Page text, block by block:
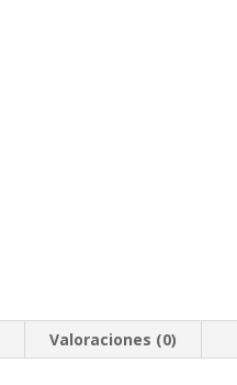
Valoraciones (0)